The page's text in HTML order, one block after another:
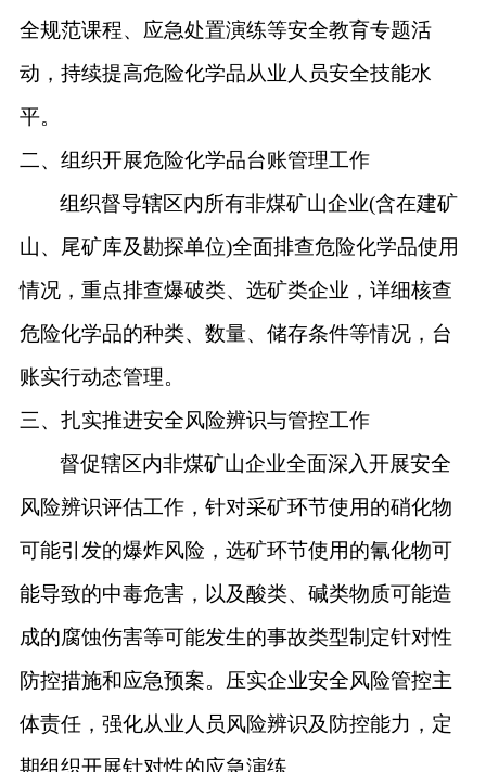
全规范课程、应急处置演练等安全教育专题活
动，持续提高危险化学品从业人员安全技能水
平。
二、组织开展危险化学品台账管理工作
组织督导辖区内所有非煤矿山企业(含在建矿
山、尾矿库及勘探单位)全面排查危险化学品使用
情况，重点排查爆破类、选矿类企业，详细核查
危险化学品的种类、数量、储存条件等情况，台
账实行动态管理。
三、扎实推进安全风险辨识与管控工作
督促辖区内非煤矿山企业全面深入开展安全
风险辨识评估工作，针对采矿环节使用的硝化物
可能引发的爆炸风险，选矿环节使用的氰化物可
能导致的中毒危害，以及酸类、碱类物质可能造
成的腐蚀伤害等可能发生的事故类型制定针对性
防控措施和应急预案。压实企业安全风险管控主
体责任，强化从业人员风险辨识及防控能力，定
期组织开展针对性的应急演练。